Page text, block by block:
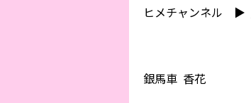
ヒメチャンネル ▶︎
銀馬車 香花